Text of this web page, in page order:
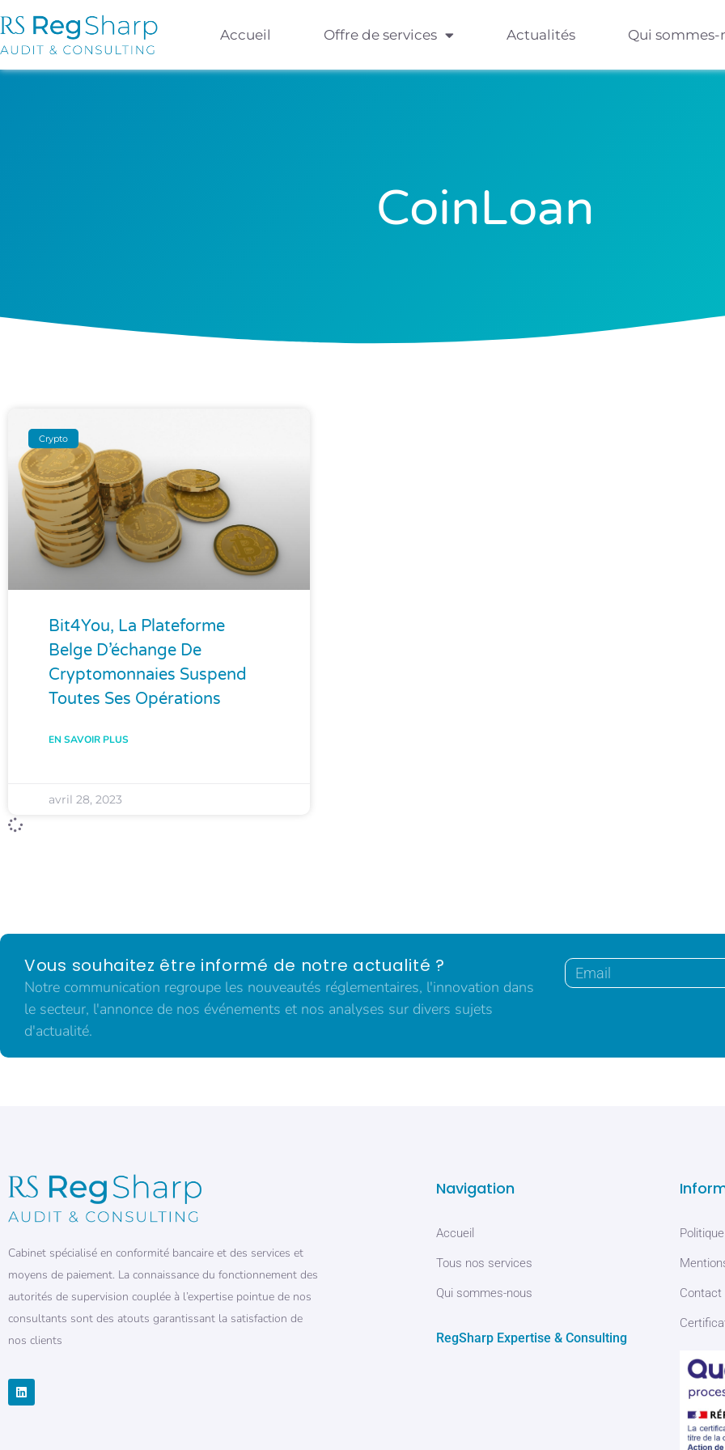
Accueil Offre de services Actualités Qui sommes-
CoinLoan
Crypto
Bit4You, La Plateforme
Belge D’échange De
Cryptomonnaies Suspend
Toutes Ses Opérations
EN SAVOIR PLUS
avril 28, 2023
Vous souhaitez être informé de notre actualité ?
Notre communication regroupe les nouveautés réglementaires, l'innovation dans
le secteur, l'annonce de nos événements et nos analyses sur divers sujets
d'actualité.
Cabinet spécialisé en conformité bancaire et des services et
moyens de paiement. La connaissance du fonctionnement des
autorités de supervision couplée à l’expertise pointue de nos
consultants sont des atouts garantissant la satisfaction de
nos clients
Navigation
Accueil
Tous nos services
Qui sommes-nous
RegSharp Expertise & Consulting
Contact